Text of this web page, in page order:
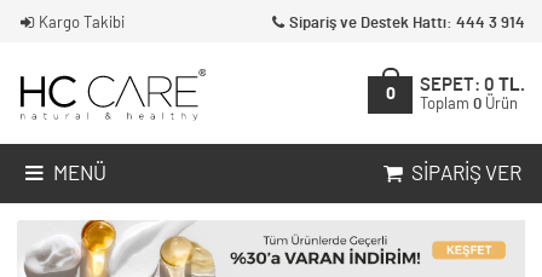
Kargo Takibi Sipariş ve Destek Hattı: 444 3 914
0
SEPET: 0 TL.
Toplam 0 Ürün
MENÜ SIPARIŞ VER